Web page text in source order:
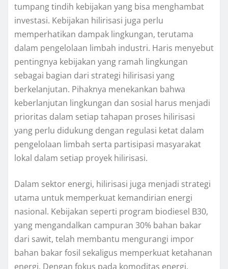
tumpang tindih kebijakan yang bisa menghambat
investasi. Kebijakan hilirisasi juga perlu
memperhatikan dampak lingkungan, terutama
dalam pengelolaan limbah industri. Haris menyebut
pentingnya kebijakan yang ramah lingkungan
sebagai bagian dari strategi hilirisasi yang
berkelanjutan. Pihaknya menekankan bahwa
keberlanjutan lingkungan dan sosial harus menjadi
prioritas dalam setiap tahapan proses hilirisasi
yang perlu didukung dengan regulasi ketat dalam
pengelolaan limbah serta partisipasi masyarakat
lokal dalam setiap proyek hilirisasi.
Dalam sektor energi, hilirisasi juga menjadi strategi
utama untuk memperkuat kemandirian energi
nasional. Kebijakan seperti program biodiesel B30,
yang mengandalkan campuran 30% bahan bakar
dari sawit, telah membantu mengurangi impor
bahan bakar fosil sekaligus memperkuat ketahanan
energi. Dengan fokus pada komoditas energi,